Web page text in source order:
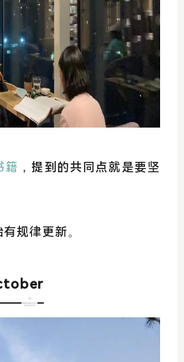
籍 ，提到的共同点就是要坚
规律更新。